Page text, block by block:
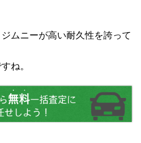
ムニーが高い耐久性を誇って
ね。